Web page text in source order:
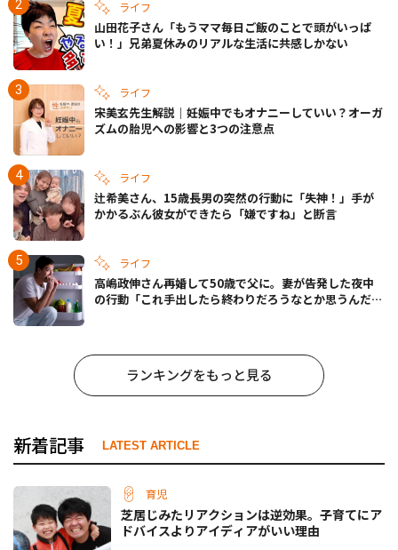
ライフ
山田花子さん「もうママ毎日ご飯のことで頭がいっぱ
い！」兄弟夏休みのリアルな生活に共感しかない
ライフ
宋美玄先生解説｜妊娠中でもオナニーしていい？オーガ
ズムの胎児への影響と3つの注意点
ライフ
辻希美さん、15歳長男の突然の行動に「失神！」手が
かかるぶん彼女ができたら「嫌ですね」と断言
ライフ
高嶋政伸さん再婚して50歳で父に。妻が告発した夜中
の行動「これ手出したら終わりだろうなとか思うんだけ
ランキングをもっと見る
新着記事 LATEST ARTICLE
育児
芝居じみたリアクションは逆効果。子育てにア
ドバイスよりアイディアがいい理由